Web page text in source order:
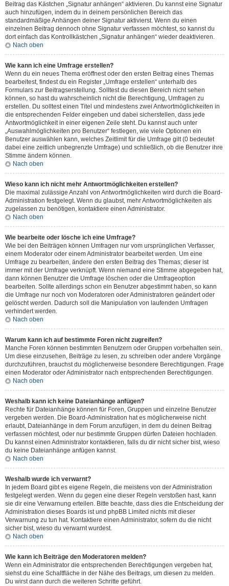
Beitrag das Kästchen „Signatur anhängen“ aktivieren. Du kannst eine Signatur
auch hinzufügen, indem du in deinem persönlichen Bereich das
standardmäßige Anhängen deiner Signatur aktivierst. Wenn du einen
einzelnen Beitrag dennoch ohne Signatur verfassen möchtest, so kannst du
dort einfach das Kontrollkästchen „Signatur anhängen“ wieder deaktivieren.
Nach oben
Wie kann ich eine Umfrage erstellen?
Wenn du ein neues Thema eröffnest oder den ersten Beitrag eines Themas
bearbeitest, findest du ein Register „Umfrage erstellen“ unterhalb des
Formulars zur Beitragserstellung. Solltest du diesen Bereich nicht sehen
können, so hast du wahrscheinlich nicht die Berechtigung, Umfragen zu
erstellen. Du solltest einen Titel und mindestens zwei Antwortmöglichkeiten in
die entsprechenden Felder eingeben und dabei sicherstellen, dass jede
Antwortmöglichkeit in einer eigenen Zeile steht. Du kannst auch unter
„Auswahlmöglichkeiten pro Benutzer“ festlegen, wie viele Optionen ein
Benutzer auswählen kann, welches Zeitlimit für die Umfrage gilt (0 bedeutet
dabei eine zeitlich unbegrenzte Umfrage) und schließlich, ob die Benutzer ihre
Stimme ändern können.
Nach oben
Wieso kann ich nicht mehr Antwortmöglichkeiten erstellen?
Die maximal zulässige Anzahl von Antwortmöglichkeiten wird durch die Board-
Administration festgelegt. Wenn du glaubst, mehr Antwortmöglichkeiten als
zugelassen zu benötigen, kontaktiere einen Administrator.
Nach oben
Wie bearbeite oder lösche ich eine Umfrage?
Wie bei den Beiträgen können Umfragen nur vom ursprünglichen Verfasser,
einem Moderator oder einem Administrator bearbeitet werden. Um eine
Umfrage zu bearbeiten, ändere den ersten Beitrag des Themas; dieser ist
immer mit der Umfrage verknüpft. Wenn niemand eine Stimme abgegeben hat,
dann können Benutzer die Umfrage löschen oder die Umfrageoption
bearbeiten. Sollte allerdings schon ein Benutzer abgestimmt haben, so kann
die Umfrage nur noch von Moderatoren oder Administratoren geändert oder
gelöscht werden. Dadurch soll die Manipulation von laufenden Umfragen
verhindert werden.
Nach oben
Warum kann ich auf bestimmte Foren nicht zugreifen?
Manche Foren können bestimmten Benutzern oder Gruppen vorbehalten sein.
Um diese einzusehen, Beiträge zu lesen, zu schreiben oder andere Vorgänge
durchzuführen, brauchst du möglicherweise besondere Berechtigungen. Frage
einen Moderator oder Administrator nach entsprechenden Berechtigungen.
Nach oben
Weshalb kann ich keine Dateianhänge anfügen?
Rechte für Dateianhänge können für Foren, Gruppen und einzelne Benutzer
vergeben werden. Die Board-Administration hat es möglicherweise nicht
erlaubt, Dateianhänge in dem Forum anzufügen, in dem du deinen Beitrag
verfassen möchtest, oder nur bestimmte Gruppen dürfen Dateien hochladen.
Du kannst einen Administrator kontaktieren, falls du dir nicht sicher bist, wieso
du keine Dateianhänge anfügen kannst.
Nach oben
Weshalb wurde ich verwarnt?
In jedem Board gibt es eigene Regeln, die meistens von der Administration
festgelegt werden. Wenn du gegen eine dieser Regeln verstoßen hast, kann
sie dir eine Verwarnung erteilen. Bitte beachte, dass dies die Entscheidung der
Administration dieses Boards ist und phpBB Limited nichts mit dieser
Verwarnung zu tun hat. Kontaktiere einen Administrator, sofern du die nicht
sicher bist, wieso du verwarnt wurdest.
Nach oben
Wie kann ich Beiträge den Moderatoren melden?
Wenn ein Administrator die entsprechenden Berechtigungen vergeben hat,
siehst du eine Schaltfläche in der Nähe des Beitrags, um diesen zu melden.
Du wirst dann durch die weiteren Schritte geführt.